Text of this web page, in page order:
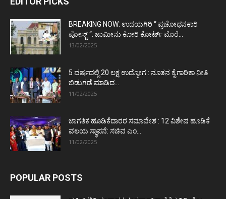
BREAKING NOW: ಉದಯಗಿರಿ “ ಪ್ರಚೋಧನಕಾರಿ
ಪೋಸ್ಟ್‌ “: ಜಾಮೀನು ಕೋರಿ ಕೋರ್ಟ್‌ ಮೊರೆ...
13/02/2025
5 ವರ್ಷದಲ್ಲಿ 20 ಲಕ್ಷ ಉದ್ಯೋಗ : ನೂತನ ಕೈಗಾರಿಕಾ ನೀತಿ
ಬಿಡುಗಡೆ ಮಾಡಿದ...
11/02/2025
ಜಾಗತಿಕ ಹೂಡಿಕೆದಾರರ ಸಮಾವೇಶ : 12 ವಿಶೇಷ ಹೂಡಿಕೆ
ವಲಯ ಸ್ಥಾಪನೆ: ಸಚಿವ ಎಂ...
11/02/2025
POPULAR POSTS